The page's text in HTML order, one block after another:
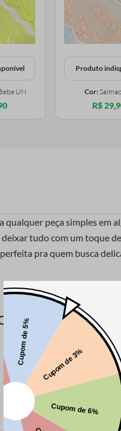
UN
Produto
Cor:
R$
peça simples em
tudo com um toque
pra quem busca